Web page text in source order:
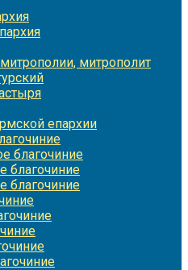
митрополит
епархии
благочиние
благочиние
благочиние